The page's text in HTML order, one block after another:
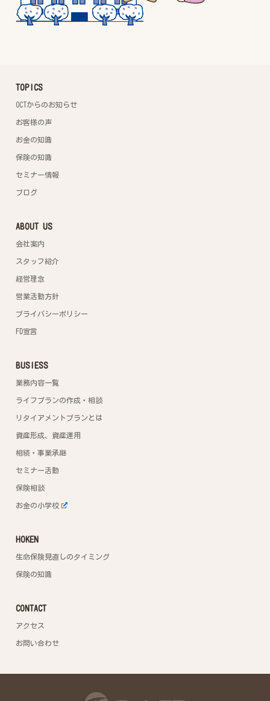
TOPICS
OCTからのお知らせ
お客様の声
お金の知識
保険の知識
セミナー情報
ブログ
ABOUT US
会社案内
スタッフ紹介
経営理念
営業活動方針
プライバシーポリシー
FD宣言
BUSIESS
業務内容一覧
ライフプランの作成・相談
リタイアメントプランとは
資産形成、資産運用
相続・事業承継
セミナー活動
保険相談
お金の小学校
HOKEN
生命保険見直しのタイミング
保険の知識
CONTACT
アクセス
お問い合わせ